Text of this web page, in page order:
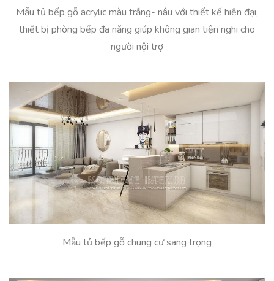
Mẫu tủ bếp gỗ acrylic màu trắng- nâu với thiết kế hiện đại,
thiết bị phòng bếp đa năng giúp không gian tiện nghi cho
người nội trợ
Mẫu tủ bếp gỗ chung cư sang trọng